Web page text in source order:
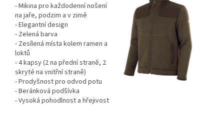
- Mikina pro každodenní nošení
na jaře, podzim a v zimě
- Elegantní design
- Zelená barva
- Zesílená místa kolem ramen a
loktů
- 4 kapsy (2 na přední straně, 2
skryté na vnitřní straně)
- Prodyšnost pro odvod potu
- Beránková podšívka
- Vysoká pohodlnost a hřejivost